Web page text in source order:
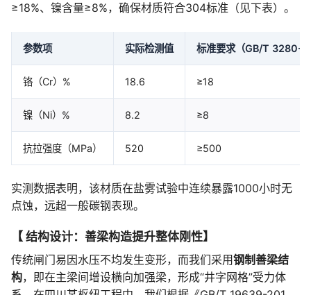
≥18%、镍含量≥8%，确保材质符合304标准（见下表）。
参数项 实际检测值 标准要求（GB/T 3280-
铬（Cr）% 18.6 ≥18
镍（Ni）% 8.2 ≥8
抗拉强度（MPa） 520 ≥500
实测数据表明，该材质在盐雾试验中连续暴露1000小时无
点蚀，远超一般碳钢表现。
【 结构设计：善梁构造提升整体刚性】
传统闸门易因水压不均发生变形，而我们采用钢制善梁结
构，即在主梁间增设横向加强梁，形成“井字网格”受力体